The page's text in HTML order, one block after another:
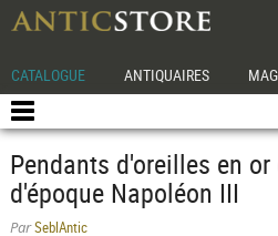
CATALOGUE ANTIQUAIRES
Pendants d'oreilles en
d'époque Napoléon III
ParSeblAntic